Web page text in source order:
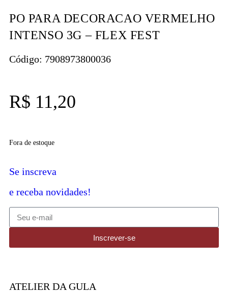
PO PARA DECORACAO VERMELHO
INTENSO 3G – FLEX FEST
Código: 7908973800036
R$ 11,20
Fora de estoque
Se inscreva
e receba novidades!
Inscrever-se
ATELIER DA GULA